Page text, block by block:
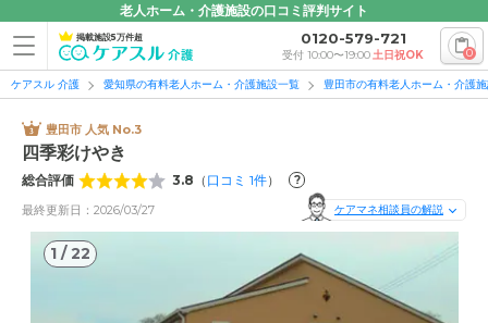
老人ホーム・介護施設の口コミ評判サイト
掲載施設5万件超 0120-579-721
受付 10:00〜19:00土日祝OK 0
ケアスル 介護 愛知県の有料老人ホーム・介護施設一覧 豊田市の有料老人ホーム・介護
豊田市 人気 No.3
四季彩けやき
総合評価 3.8 （ 口コミ 1件） ?
最終更新日：2026/03/27 ケアマネ相談員の解説
1 /22